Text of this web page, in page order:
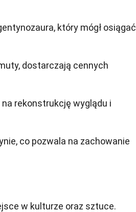
który mógł osiągać
dostarczają cennych
rekonstrukcję wyglądu i
co pozwala na zachowanie
w kulturze oraz sztuce.